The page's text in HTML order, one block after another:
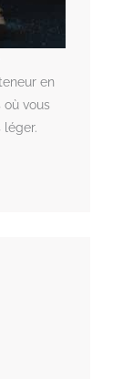
en
vous
léger.